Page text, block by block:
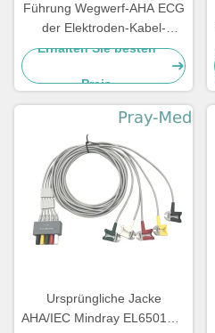
Führung Wegwerf-AHA ECG
der Elektroden-Kabel-
Neugeboren-pädiatrische 3
Erhalten Sie besten
Preis
Ursprüngliche Jacke
AHA/IEC Mindray EL6501B 5